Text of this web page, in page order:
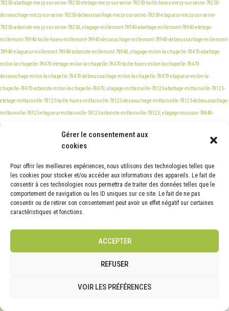
Gérer le consentement aux
cookies
Pour offrir les meilleures expériences, nous utilisons des technologies telles que
les cookies pour stocker et/ou accéder aux informations des appareils. Le fait de
consentir à ces technologies nous permettra de traiter des données telles que le
comportement de navigation ou les ID uniques sur ce site. Le fait de ne pas
consentir ou de retirer son consentement peut avoir un effet négatif sur certaines
caractéristiques et fonctions.
ACCEPTER
REFUSER
VOIR LES PRÉFÉRENCES